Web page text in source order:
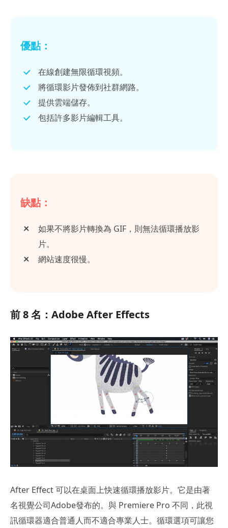
優點：
在線創建無限循環視頻。
將循環影片發佈到社群網路。
提供雲端儲存。
包括許多影片編輯工具。
缺點：
如果不將影片轉換為 GIF，則無法循環播放影
片。
網站速度很慢。
前 8 名：Adobe After Effects
After Effect 可以在桌面上快速循環播放影片。它是由著
名視覺公司Adobe發布的。與 Premiere Pro 不同，此視
訊循環器適合普通人而不適合專業人士。循環選項可讓您